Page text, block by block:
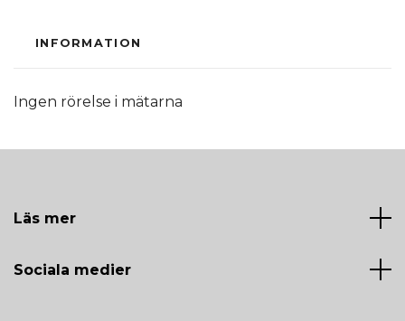
INFORMATION
Ingen rörelse i mätarna
Läs mer
Sociala medier